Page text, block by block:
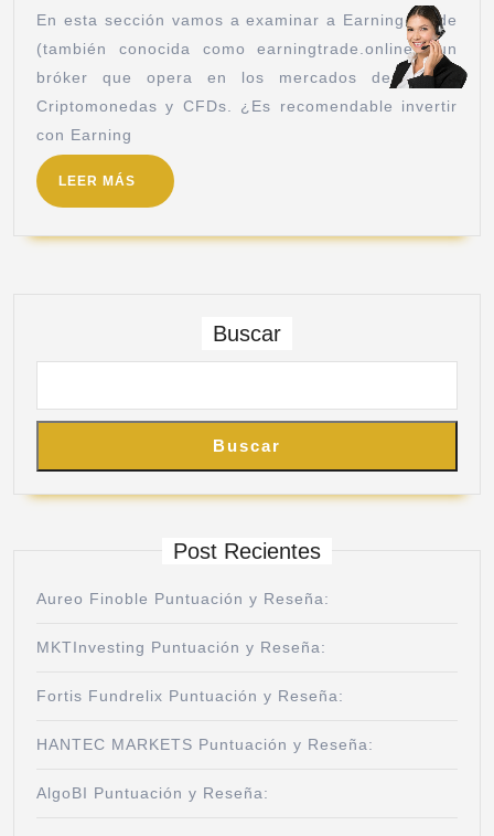
En esta sección vamos a examinar a Earning Trade
(también conocida como earningtrade.online), un
bróker que opera en los mercados de Forex,
Criptomonedas y CFDs. ¿Es recomendable invertir
con Earning
LEER MÁS
Buscar
Buscar
Post Recientes
Aureo Finoble Puntuación y Reseña:
MKTInvesting Puntuación y Reseña:
Fortis Fundrelix Puntuación y Reseña:
HANTEC MARKETS Puntuación y Reseña:
AlgoBI Puntuación y Reseña: